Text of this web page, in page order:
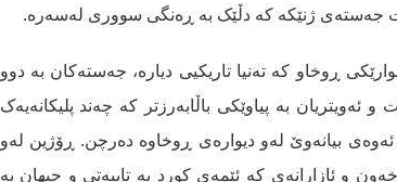
جەستەی ژنێکە کە دڵێک بە ڕەنگی سووری لەسەرە.
ڕوخاو کە تەنیا تاریکیی دیارە، جەستەکان بە دوو
ئەویتریان بە پیاوێکی باڵابەرزتر کە چەند پلیکانەیەک
بیانەوێ لەو دیوارەی ڕوخاوە دەرچن. ڕۆژین لەو
و ئازارانەی کە ئێمەی کورد بە تایبەتی و جیهان بە